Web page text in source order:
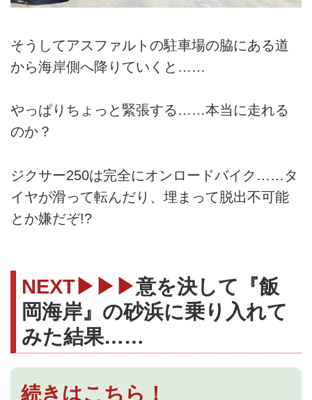
そうしてアスファルトの駐車場の脇にある道
から海岸側へ降りていくと……
やっぱりちょっと緊張する……本当に走れる
のか？
ジクサー250は完全にオンロードバイク……タ
イヤが滑って転んだり、埋まって脱出不可能
とか嫌だぞ!?
NEXT▶▶▶意を決して『飯
岡海岸』の砂浜に乗り入れて
みた結果……
続きはこちら！